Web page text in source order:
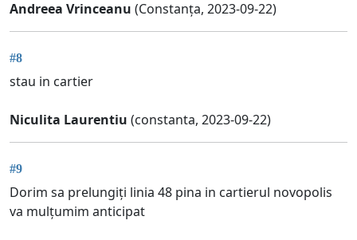
Andreea Vrinceanu (Constanța, 2023-09-22)
#8
stau in cartier
Niculita Laurentiu (constanta, 2023-09-22)
#9
Dorim sa prelungiți linia 48 pina in cartierul novopolis
va mulțumim anticipat